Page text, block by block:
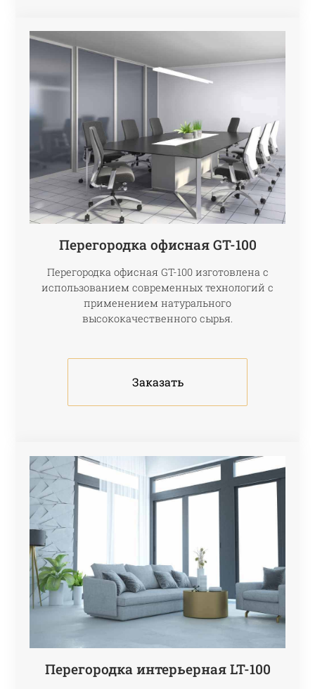
Перегородка офисная GT-100
Перегородка офисная GT-100 изготовлена с
использованием современных технологий с
применением натурального
высококачественного сырья.
Заказать
Перегородка интерьерная LT-100